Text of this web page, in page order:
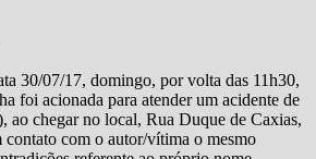
30/07/17, domingo, por volta das 11h30,
foi acionada para atender um acidente de
ao chegar no local, Rua Duque de Caxias,
com o autor/vítima o mesmo